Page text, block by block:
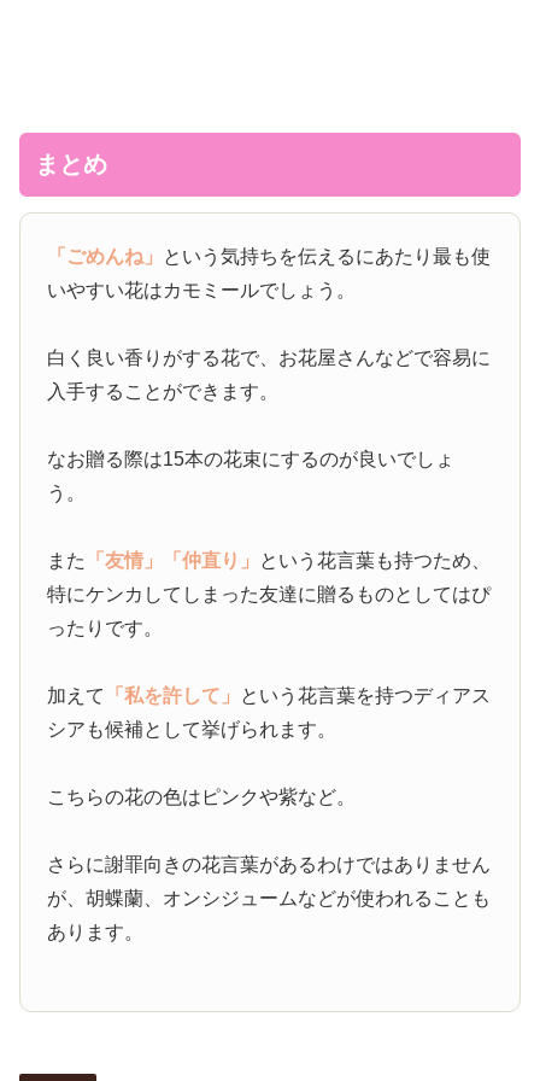
まとめ
「ごめんね」 という気持ちを伝えるにあたり最も使
いやすい花はカモミールでしょう。
白く良い香りがする花で、お花屋さんなどで容易に
入手することができます。
なお贈る際は15本の花束にするのが良いでしょ
う。
また 「友情」 「仲直り」 という花言葉も持つため、
特にケンカしてしまった友達に贈るものとしてはぴ
ったりです。
加えて 「私を許して」 という花言葉を持つディアス
シアも候補として挙げられます。
こちらの花の色はピンクや紫など。
さらに謝罪向きの花言葉があるわけではありません
が、胡蝶蘭、オンシジュームなどが使われることも
あります。